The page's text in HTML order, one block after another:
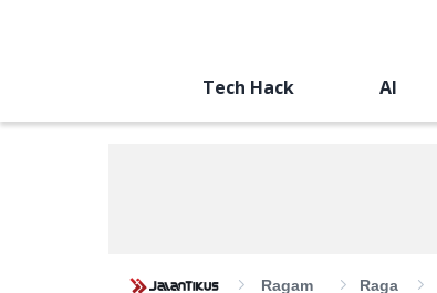
Tech Hack AI
Ragam
Raga